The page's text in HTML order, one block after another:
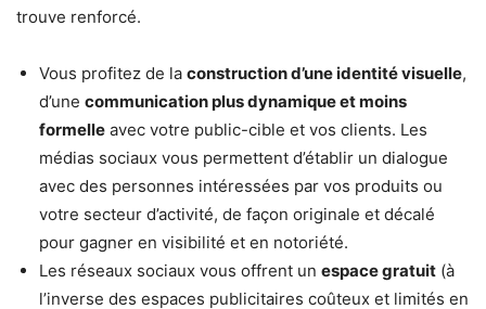
trouve renforcé.
Vous profitez de la construction d’une identité visuelle,
d’une communication plus dynamique et moins
formelle avec votre public-cible et vos clients. Les
médias sociaux vous permettent d’établir un dialogue
avec des personnes intéressées par vos produits ou
votre secteur d’activité, de façon originale et décalé
pour gagner en visibilité et en notoriété.
Les réseaux sociaux vous offrent un espace gratuit (à
l’inverse des espaces publicitaires coûteux et limités en